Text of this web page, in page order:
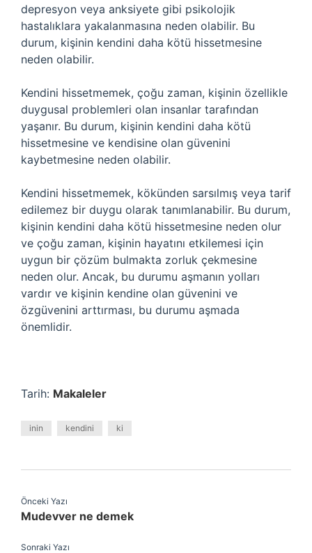
depresyon veya anksiyete gibi psikolojik
hastalıklara yakalanmasına neden olabilir. Bu
durum, kişinin kendini daha kötü hissetmesine
neden olabilir.
Kendini hissetmemek, çoğu zaman, kişinin özellikle
duygusal problemleri olan insanlar tarafından
yaşanır. Bu durum, kişinin kendini daha kötü
hissetmesine ve kendisine olan güvenini
kaybetmesine neden olabilir.
Kendini hissetmemek, kökünden sarsılmış veya tarif
edilemez bir duygu olarak tanımlanabilir. Bu durum,
kişinin kendini daha kötü hissetmesine neden olur
ve çoğu zaman, kişinin hayatını etkilemesi için
uygun bir çözüm bulmakta zorluk çekmesine
neden olur. Ancak, bu durumu aşmanın yolları
vardır ve kişinin kendine olan güvenini ve
özgüvenini arttırması, bu durumu aşmada
önemlidir.
Tarih: Makaleler
inin kendini ki
Önceki Yazı
Mudevver ne demek
Sonraki Yazı